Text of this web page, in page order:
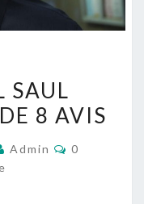
SAUL
8 AVIS
Admin
0